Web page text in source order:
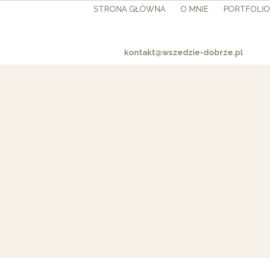
STRONA GŁÓWNA O MNIE PORTFOLIO
kontakt@wszedzie-dobrze.pl